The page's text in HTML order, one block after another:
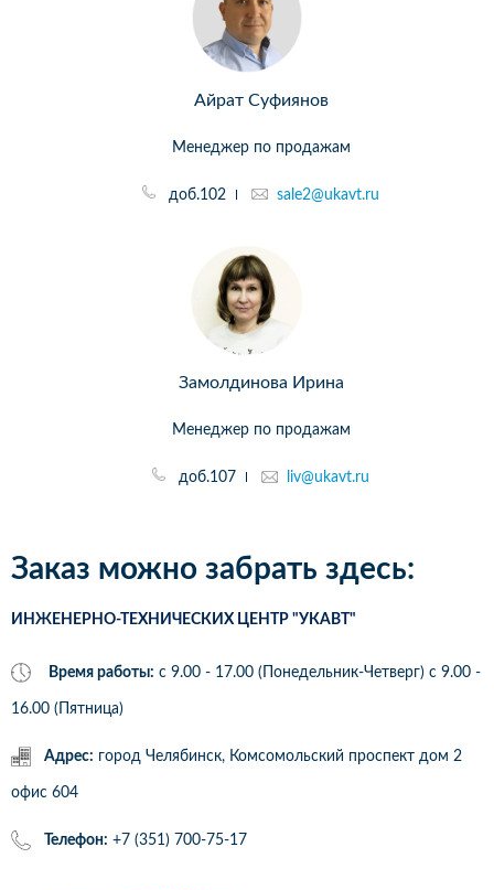
Айрат Суфиянов
Менеджер по продажам
доб.102 sale2@ukavt.ru
Замолдинова Ирина
Менеджер по продажам
доб.107 liv@ukavt.ru
Заказ можно забрать здесь:
ИНЖЕНЕРНО-ТЕХНИЧЕСКИХ ЦЕНТР "УКАВТ"
Время работы: с 9.00 - 17.00 (Понедельник-Четверг) c 9.00 -
16.00 (Пятница)
Адрес: город Челябинск, Комсомольский проспект дом 2
офис 604
Телефон: +7 (351) 700-75-17